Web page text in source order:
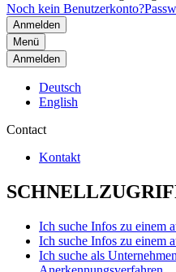
Noch kein Benutzerkonto?
Menü
Anmelden
Deutsch
English
Contact
Kontakt
Ich suche Infos zu einem
Ich suche Infos zu einem
Ich suche als